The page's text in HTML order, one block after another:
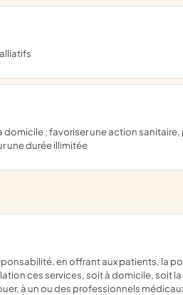
une durée illimitée
ces services, soit à domicile, soit
à un ou des professionnels